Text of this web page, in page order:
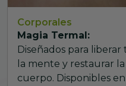
Corporales
Magia Termal:
Diseñados para liberar
la mente y restaurar
cuerpo. Disponibles en